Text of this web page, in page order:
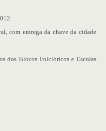
com entrega da chave da cidade
dos Blocos Folclóricos e Escolas